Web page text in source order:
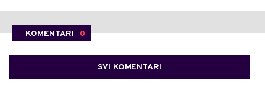
KOMENTARI 0
SVI KOMENTARI